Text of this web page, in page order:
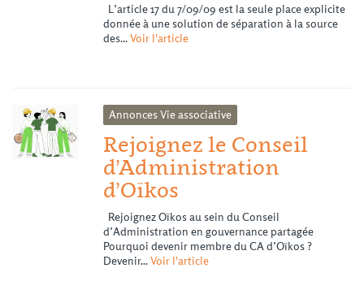
L’article 17 du 7/09/09 est la seule place explicite
donnée à une solution de séparation à la source
des...Voir l'article
AnnoncesVie associative
Rejoignez le Conseil
d’Administration
d’Oïkos
Rejoignez Oïkos au sein du Conseil
d’Administration en gouvernance partagée
Pourquoi devenir membre du CA d’Oïkos ?
Devenir...Voir l'article